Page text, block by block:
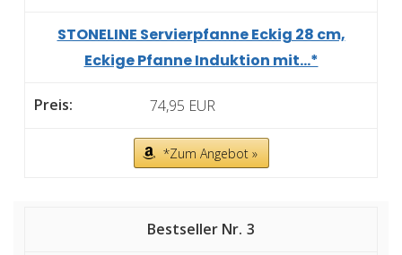
STONELINE Servierpfanne Eckig 28 cm,
Eckige Pfanne Induktion mit...*
74,95 EUR
*Zum Angebot »
3